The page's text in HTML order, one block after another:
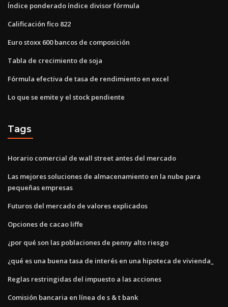
Índice ponderado índice divisor fórmula
Calificación fico 822
Euro stoxx 600 bancos de composición
Tabla de crecimiento de soja
Fórmula efectiva de tasa de rendimiento en excel
Lo que se emite y el stock pendiente
Tags
Horario comercial de wall street antes del mercado
Las mejores soluciones de almacenamiento en la nube para
pequeñas empresas
Futuros del mercado de valores explicados
Opciones de cacao liffe
¿por qué son las poblaciones de penny alto riesgo
¿qué es una buena tasa de interés en una hipoteca de vivienda_
Reglas restringidas del impuesto a las acciones
Comisión bancaria en línea de s & t bank